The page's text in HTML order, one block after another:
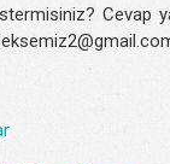
Cevap